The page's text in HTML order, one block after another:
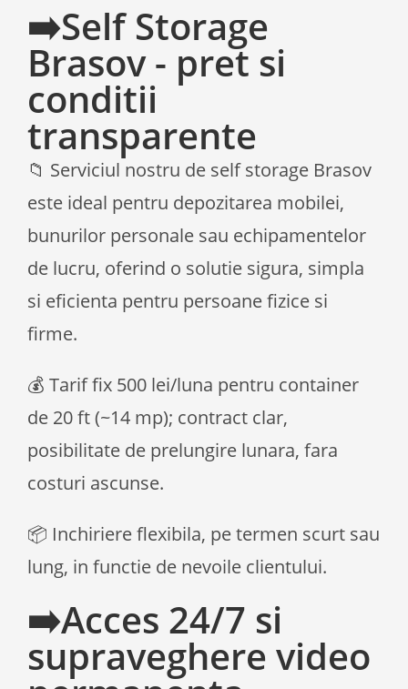
➡️Self Storage
Brasov - pret si
conditii
transparente
📁 Serviciul nostru de self storage Brasov
este ideal pentru depozitarea mobilei,
bunurilor personale sau echipamentelor
de lucru, oferind o solutie sigura, simpla
si eficienta pentru persoane fizice si
firme.
💰 Tarif fix 500 lei/luna pentru container
de 20 ft (~14 mp); contract clar,
posibilitate de prelungire lunara, fara
costuri ascunse.
📦 Inchiriere flexibila, pe termen scurt sau
lung, in functie de nevoile clientului.
➡️Acces 24/7 si
supraveghere video